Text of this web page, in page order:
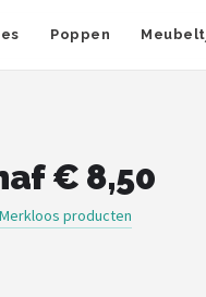
Poppen
€ 8,50
Merkloos producten